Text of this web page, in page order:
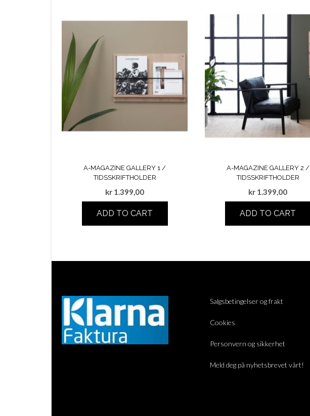
A-MAGAZINE GALLERY 1 /
TIDSSKRIFTHOLDER
kr 1.399,00
ADD TO CART
A-MAGAZINE GALLERY 2 /
TIDSSKRIFTHOLDER
kr 1.399,00
ADD TO CART
Salgsbetingelser og frakt
Cookies
Personvern og sikkerhet
Meld deg på nyhetsbrevet vårt!